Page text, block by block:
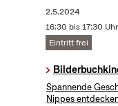
2.5.2024
16:30 bis 17:30 Uhr
Eintritt frei
Spannende
Nippes